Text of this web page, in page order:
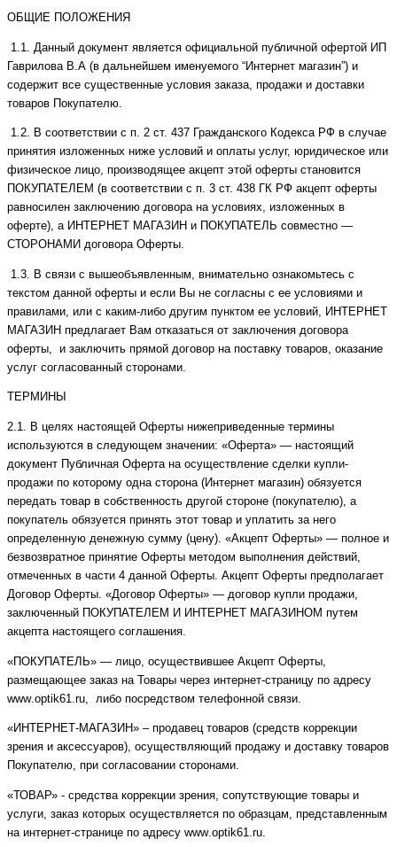
ОБЩИЕ ПОЛОЖЕНИЯ
1.1. Данный документ является официальной публичной офертой ИП
Гаврилова В.А (в дальнейшем именуемого “Интернет магазин”) и
содержит все существенные условия заказа, продажи и доставки
товаров Покупателю.
1.2. В соответствии с п. 2 ст. 437 Гражданского Кодекса РФ в случае
принятия изложенных ниже условий и оплаты услуг, юридическое или
физическое лицо, производящее акцепт этой оферты становится
ПОКУПАТЕЛЕМ (в соответствии с п. 3 ст. 438 ГК РФ акцепт оферты
равносилен заключению договора на условиях, изложенных в
оферте), а ИНТЕРНЕТ МАГАЗИН и ПОКУПАТЕЛЬ совместно —
СТОРОНАМИ договора Оферты.
1.3. В связи с вышеобъявленным, внимательно ознакомьтесь с
текстом данной оферты и если Вы не согласны с ее условиями и
правилами, или с каким-либо другим пунктом ее условий, ИНТЕРНЕТ
МАГАЗИН предлагает Вам отказаться от заключения договора
оферты, и заключить прямой договор на поставку товаров, оказание
услуг согласованный сторонами.
ТЕРМИНЫ
2.1. В целях настоящей Оферты нижеприведенные термины
используются в следующем значении: «Оферта» — настоящий
документ Публичная Оферта на осуществление сделки купли-
продажи по которому одна сторона (Интернет магазин) обязуется
передать товар в собственность другой стороне (покупателю), а
покупатель обязуется принять этот товар и уплатить за него
определенную денежную сумму (цену). «Акцепт Оферты» — полное и
безвозвратное принятие Оферты методом выполнения действий,
отмеченных в части 4 данной Оферты. Акцепт Оферты предполагает
Договор Оферты. «Договор Оферты» — договор купли продажи,
заключенный ПОКУПАТЕЛЕМ И ИНТЕРНЕТ МАГАЗИНОМ путем
акцепта настоящего соглашения.
«ПОКУПАТЕЛЬ» — лицо, осуществившее Акцепт Оферты,
размещающее заказ на Товары через интернет-страницу по адресу
www. optik61. ru , либо посредством телефонной связи.
«ИНТЕРНЕТ-МАГАЗИН» – продавец товаров (средств коррекции
зрения и аксессуаров), осуществляющий продажу и доставку товаров
Покупателю, при согласовании сторонами.
«ТОВАР» - средства коррекции зрения, сопутствующие товары и
услуги, заказ которых осуществляется по образцам, представленным
на интернет-странице по адресу www.optik61.ru.